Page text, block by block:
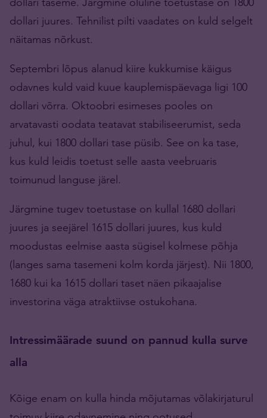
dollari juures. Tehnilist pilti vaadates on kuld selgelt
näitamas nõrkust.
Septembri lõpus alanud kiire kukkumise käigus
odavnes kuld vaid kuue kauplemispäevaga ligi 100
dollari võrra. Oktoobri esimeses pooles on
arvatavasti oodata teatavat stabiliseerumist, seda
juhul, kui 1800 dollari tase püsib. See on ka tase,
kus kuld leidis toetust selle aasta veebruaris
toimunud languse järel.
Järgmine tugev toetustase on kullal 1680 dollari
juures ja seejärel 1615 dollari juures, kus kuld
moodustas eelmise aasta sügisel kolmese põhja
(langes sama tasemeni kolm korda järjest). Nii 1800,
1680 kui ka 1615 dollari taset näen pikaajalise
investorina väga atraktiivse ostukohana.
Intressimäärade suund on pannud kulla surve
alla
Kõige enam on kulla hinda mõjutamas võlakirjaturul